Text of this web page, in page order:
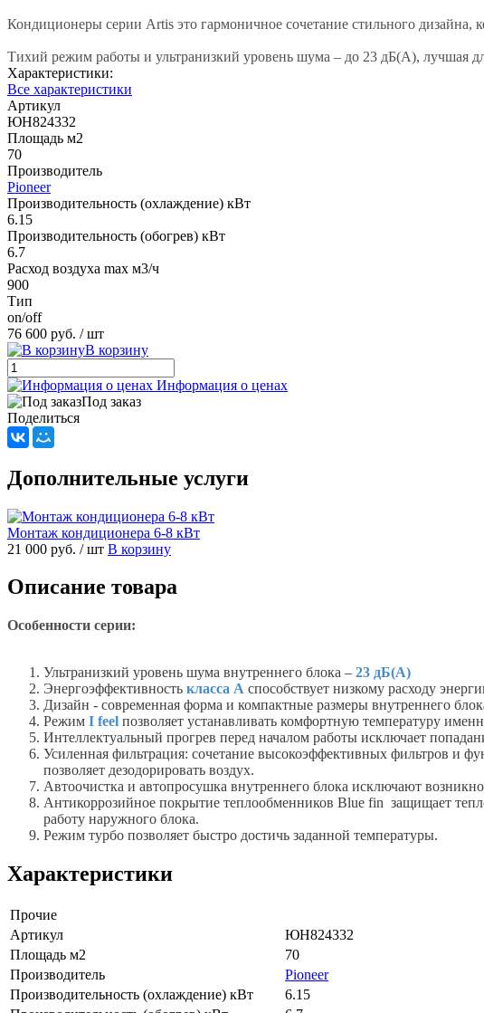
Кондиционеры серии Artis это гармоничное сочетание стильного дизайна,
Тихий режим работы и ультранизкий уровень шума – до 23 дБ(А), лучшая
Характеристики:
Все характеристики
Артикул
ЮН824332
Площадь м2
70
Производитель
Pioneer
Производительность (охлаждение) кВт
6.15
Производительность (обогрев) кВт
6.7
Расход воздуха max м3/ч
900
Тип
on/off
76 600 руб. / шт
В корзину
Информация о ценах
Под заказ
Поделиться
Дополнительные услуги
Монтаж кондиционера 6-8 кВт
21 000 руб. / шт В корзину
Описание товара
Особенности серии:
Ультранизкий уровень шума внутреннего блока – 23 дБ(А)
Энергоэффективность класса А способствует низкому расходу
Дизайн - современная форма и компактные размеры внутреннего
Режим I feel позволяет устанавливать комфортную температуру
Интеллектуальный прогрев перед началом работы исключает
Усиленная фильтрация: сочетание высокоэффективных фильтров и
позволяет дезодорировать воздух.
Автоочистка и автопросушка внутреннего блока исключают
Антикоррозийное покрытие теплообменников Blue fin защищает
работу наружного блока.
Режим турбо позволяет быстро достичь заданной температуры.
Характеристики
Прочие
Артикул
ЮН824332
Площадь м2
70
Производитель
Pioneer
Производительность (охлаждение) кВт
6.15